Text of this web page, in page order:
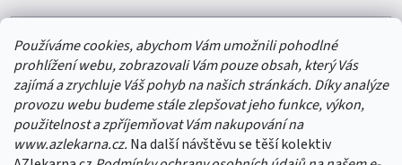
Používáme cookies, abychom Vám umožnili pohodlné
prohlížení webu, zobrazovali Vám pouze obsah, který Vás
zajímá a zrychluje Váš pohyb na našich stránkách. Díky analýze
provozu webu budeme stále zlepšovat jeho funkce, výkon,
použitelnost a zpříjemňovat Vám nakupování na
www.azlekarna.cz. Na další návštěvu se těší kolektiv
Vložením e-mailu souhlasíte spodmínkami ochrany osobních údajů
PŘIHLÁSIT SE